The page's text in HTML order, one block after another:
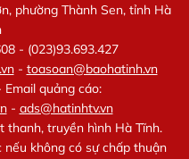
phường Thành Sen, tỉnh Hà
- (023)93.693.427
- toasoan@baohatinh.vn
Email quảng cáo:
- ads@hatinhtv.vn
thanh, truyền hình Hà Tĩnh.
không có sự chấp thuận